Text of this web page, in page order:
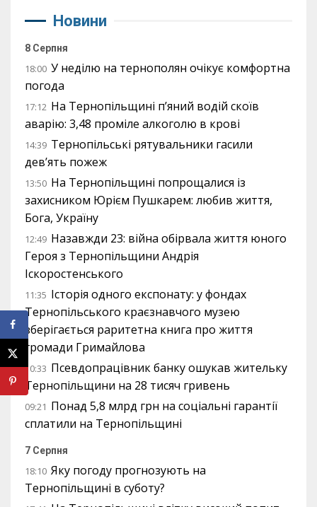
Новини
8 Серпня
18:00 У неділю на тернополян очікує комфортна
погода
17:12 На Тернопільщині п’яний водій скоїв
аварію: 3,48 проміле алкоголю в крові
14:39 Тернопільські рятувальники гасили
дев’ять пожеж
13:50 На Тернопільщині попрощалися із
захисником Юрієм Пушкарем: любив життя,
Бога, Україну
12:49 Назавжди 23: війна обірвала життя юного
Героя з Тернопільщини Андрія
Іскоростенського
11:35 Історія одного експонату: у фондах
Тернопільського краєзнавчого музею
зберігається раритетна книга про життя
громади Гримайлова
10:33 Псевдопрацівник банку ошукав жительку
Тернопільщини на 28 тисяч гривень
09:21 Понад 5,8 млрд грн на соціальні гарантії
сплатили на Тернопільщині
7 Серпня
18:10 Яку погоду прогнозують на
Тернопільщині в суботу?